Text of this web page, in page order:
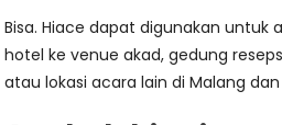
Bisa. Hiace dapat digunakan
hotel ke venue akad, gedung
atau lokasi acara lain di Malang dan